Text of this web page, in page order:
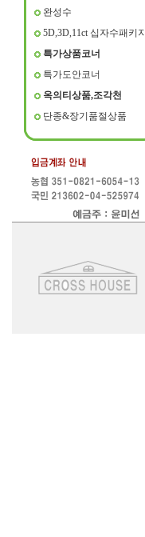
완성수
5D,3D,11ct 십자수패키지
특가상품코너
특가도안코너
옥의티상품,조각천
단종&장기품절상품